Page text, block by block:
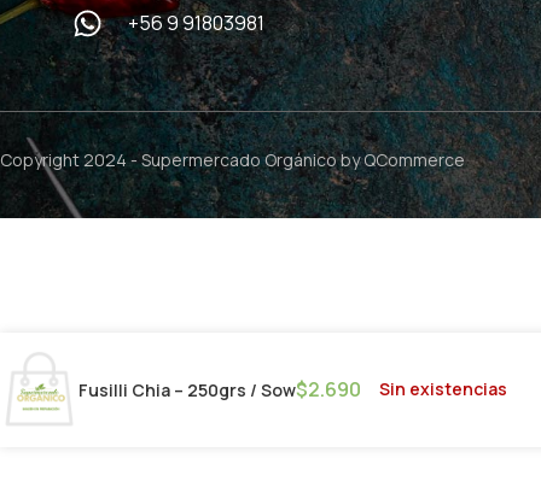
+56 9 91803981
Copyright 2024 -Supermercado Orgánicoby QCommerce
Fusilli Chia – 250grs / Sow$2.690 Sin existencias